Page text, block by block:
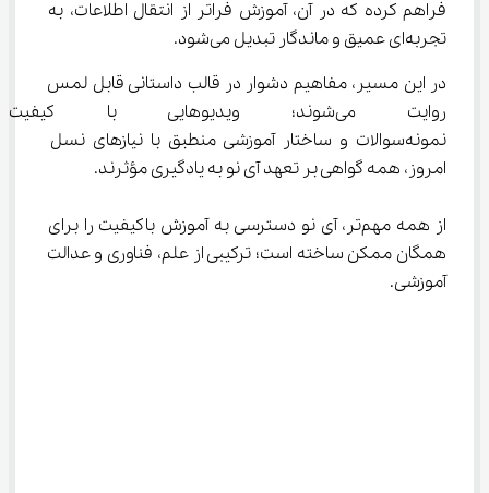
فراهم کرده که در آن، آموزش فراتر از انتقال اطلاعات، به
تجربه‌ای عمیق و ماندگار تبدیل می‌شود.
در این مسیر، مفاهیم دشوار در قالب داستانی قابل لمس
روایت می‌شوند؛ ویدیوهایی با
نمونه‌سوالات و ساختار آموزشی منطبق با نیازهای نسل
امروز، همه گواهی بر تعهد آی‌ نو به یادگیری مؤثرند.
از همه مهم‌تر، آی‌ نو دسترسی به آموزش باکیفیت را برای
همگان ممکن ساخته است؛ ترکیبی از علم، فناوری و عدالت
آموزشی.